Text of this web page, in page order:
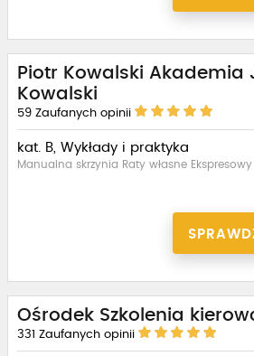
Piotr Kowalski Akademia
Kowalski
59 Zaufanych opinii
kat. B, Wykłady i praktyka
Manualna skrzynia Raty własne Ekspresowy
Ośrodek Szkolenia
331 Zaufanych opinii